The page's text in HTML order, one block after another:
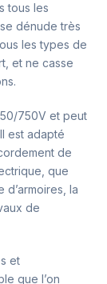
tous les
dénude très
les types de
et ne casse
750V et peut
est adapté
de
que
la
de
et
que l’on